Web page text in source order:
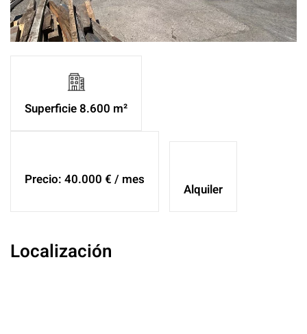
Superficie 8.600 m²
Precio: 40.000 € / mes
Alquiler
Localización